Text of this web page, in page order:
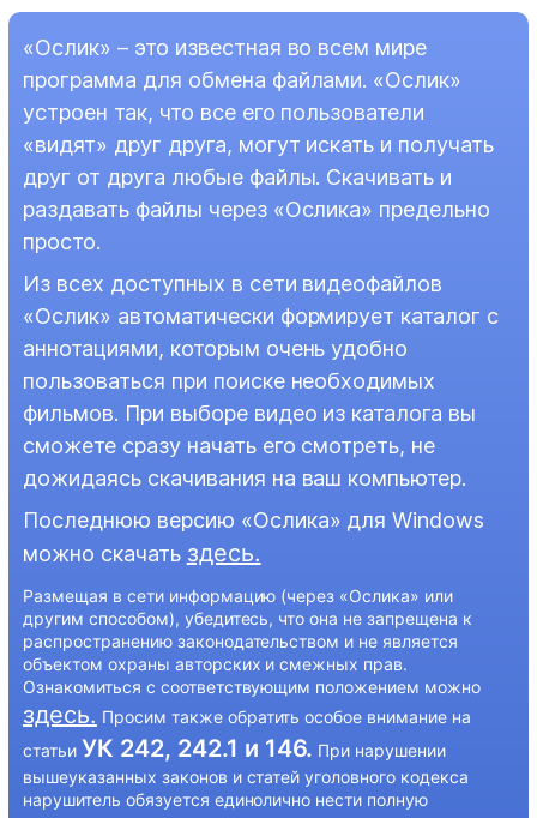
«Ослик» – это известная во всем мире
программа для обмена файлами. «Ослик»
устроен так, что все его пользователи
«видят» друг друга, могут искать и получать
друг от друга любые файлы. Скачивать и
раздавать файлы через «Ослика» предельно
просто.
Из всех доступных в сети видеофайлов
«Ослик» автоматически формирует каталог с
аннотациями, которым очень удобно
пользоваться при поиске необходимых
фильмов. При выборе видео из каталога вы
сможете сразу начать его смотреть, не
дожидаясь скачивания на ваш компьютер.
Последнюю версию «Ослика» для Windows
можно скачать здесь.
Размещая в сети информацию (через «Ослика» или
другим способом), убедитесь, что она не запрещена к
распространению законодательством и не является
объектом охраны авторских и смежных прав.
Ознакомиться с соответствующим положением можно
здесь. Просим также обратить особое внимание на
статьи УК 242, 242.1 и 146. При нарушении
вышеуказанных законов и статей уголовного кодекса
нарушитель обязуется единолично нести полную